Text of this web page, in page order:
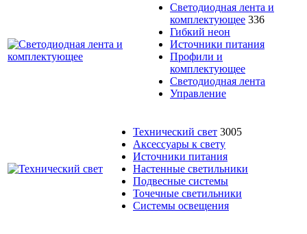
Светодиодная лента и
комплектующее 336
Гибкий неон
Источники питания
Профили и
комплектующее
Светодиодная лента
Управление
Технический свет 3005
Аксессуары к свету
Источники питания
Настенные светильники
Подвесные системы
Точечные светильники
Системы освещения